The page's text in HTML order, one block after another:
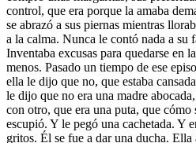
control, que era porque la amaba
se abrazó a sus piernas mientras
a la calma. Nunca le contó nada a su
Inventaba excusas para quedarse en
menos. Pasado un tiempo de ese
ella le dijo que no, que estaba
le dijo que no era una madre
con otro, que era una puta, que cómo
escupió. Y le pegó una cachetada. Y
gritos. Él se fue a dar una ducha.